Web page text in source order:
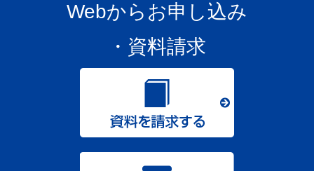
Webからお申し込み
・資料請求